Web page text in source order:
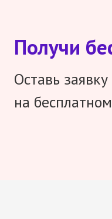
Получи
Оставь
на